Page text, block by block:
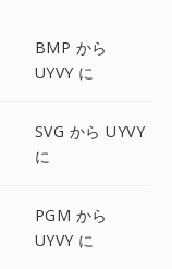
BMP から
UYVY に
SVG から UYVY
に
PGM から
UYVY に